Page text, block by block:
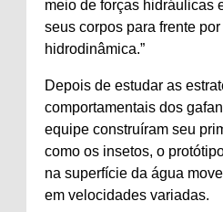
meio de forças hidráulicas
seus corpos para frente
hidrodinâmica.”
Depois de estudar as
comportamentais dos
equipe construíram seu
como os insetos, o
na superfície da água
em velocidades variadas.